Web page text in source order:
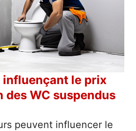
influençant le prix
des WC suspendus
peuvent influencer le